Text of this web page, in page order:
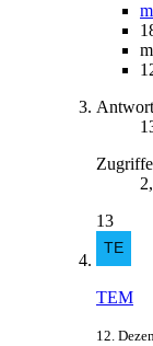
Zugriffe
13
TEM
12.